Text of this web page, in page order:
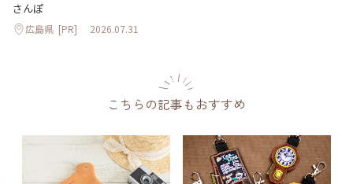
さんぽ
広島県 [PR] 2026.07.31
こちらの記事もおすすめ